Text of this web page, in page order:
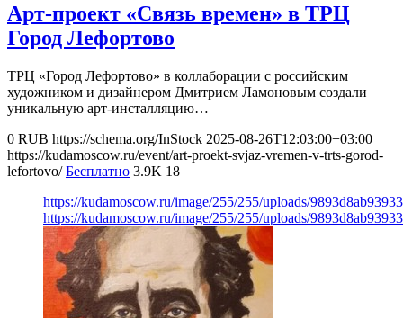
Арт-проект «Связь времен» в ТРЦ
Город Лефортово
ТРЦ «Город Лефортово» в коллаборации с российским
художником и дизайнером Дмитрием Ламоновым создали
уникальную арт-инсталляцию…
0 RUB https://schema.org/InStock 2025-08-26T12:03:00+03:00
https://kudamoscow.ru/event/art-proekt-svjaz-vremen-v-trts-gorod-
lefortovo/ Бесплатно 3.9K 18
https://kudamoscow.ru/image/255/255/uploads/
https://kudamoscow.ru/image/255/255/uploads/